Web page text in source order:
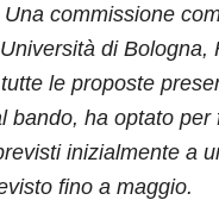
commissione
di Bologna,
le proposte
bando, ha optato
inizialmente a
fino a maggio.